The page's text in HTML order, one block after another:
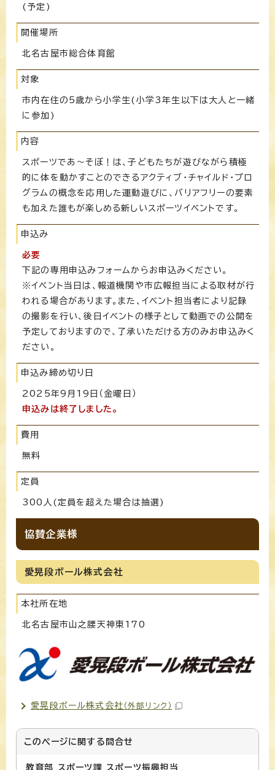
(予定)
開催場所
北名古屋市総合体育館
対象
市内在住の5歳から小学生(小学3年生以下は大人と一緒
に参加)
内容
スポーツであ～そぼ！は、子どもたちが遊びながら積極
的に体を動かすことのできるアクティブ・チャイルド・プロ
グラムの概念を応用した運動遊びに、バリアフリーの要素
も加えた誰もが楽しめる新しいスポーツイベントです。
申込み
必要
下記の専用申込みフォームからお申込みください。
※イベント当日は、報道機関や市広報担当による取材が行
われる場合があります。また、イベント担当者により記録
の撮影を行い、後日イベントの様子として動画での公開を
予定しておりますので、了承いただける方のみお申込みく
ださい。
申込み締め切り日
2025年9月19日（金曜日）
申込みは終了しました。
費用
無料
定員
300人(定員を超えた場合は抽選)
協賛企業様
愛晃段ボール株式会社
本社所在地
北名古屋市山之腰天神東170
愛晃段ボール株式会社 （外部リンク）
このページに関する 問合せ
教育部 スポーツ課 スポーツ振興担当